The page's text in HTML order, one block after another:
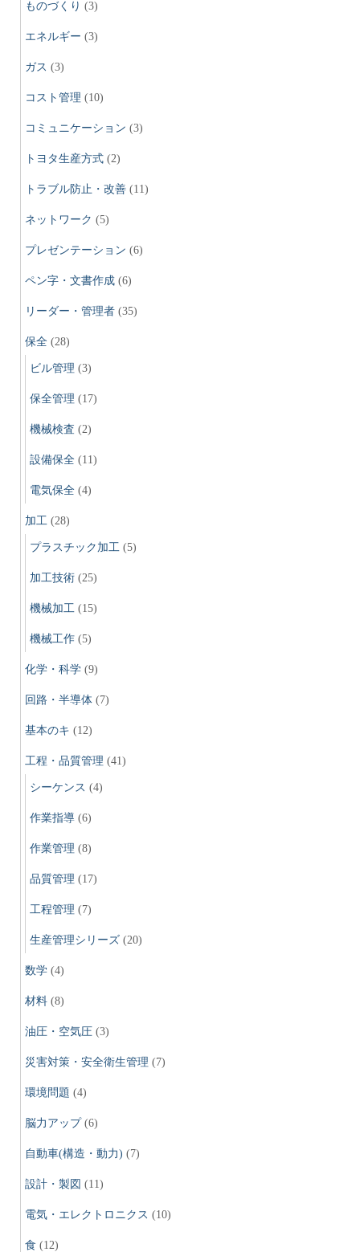
ものづくり (3)
エネルギー (3)
ガス (3)
コスト管理 (10)
コミュニケーション (3)
トヨタ生産方式 (2)
トラブル防止・改善 (11)
ネットワーク (5)
プレゼンテーション (6)
ペン字・文書作成 (6)
リーダー・管理者 (35)
保全 (28)
ビル管理 (3)
保全管理 (17)
機械検査 (2)
設備保全 (11)
電気保全 (4)
加工 (28)
プラスチック加工 (5)
加工技術 (25)
機械加工 (15)
機械工作 (5)
化学・科学 (9)
回路・半導体 (7)
基本のキ (12)
工程・品質管理 (41)
シーケンス (4)
作業指導 (6)
作業管理 (8)
品質管理 (17)
工程管理 (7)
生産管理シリーズ (20)
数学 (4)
材料 (8)
油圧・空気圧 (3)
災害対策・安全衛生管理 (7)
環境問題 (4)
脳力アップ(6)
自動車(構造・動力) (7)
設計・製図 (11)
電気・エレクトロニクス (10)
食 (12)